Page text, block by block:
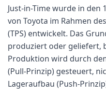
Just-in-Time wurde in den
von Toyota im Rahmen
(TPS) entwickelt. Das
produziert oder geliefert,
Produktion wird durch
(Pull-Prinzip) gesteuert,
Lageraufbau (Push-